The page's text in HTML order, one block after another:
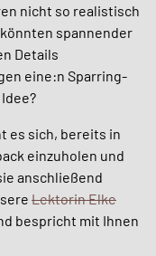
nicht so realistisch
spannender
Details
eine:n Sparring-
es sich, bereits in
einzuholen und
anschließend
Lektorin Elke
bespricht mit Ihnen